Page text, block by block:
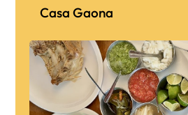
Casa Gaona